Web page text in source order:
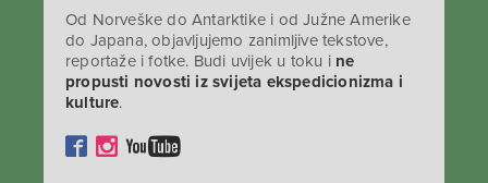
Od Norveške do Antarktike i od Južne Amerike
do Japana, objavljujemo zanimljive tekstove,
reportaže i fotke. Budi uvijek u toku i ne
propusti novosti iz svijeta ekspedicionizma i
kulture.